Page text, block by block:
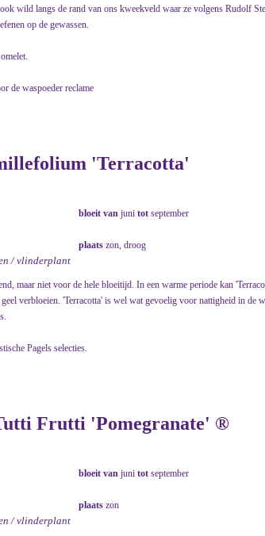
wild langs de rand van ons kweekveld waar ze volgens Rudolf
op de gewassen.
de waspoeder reclame
'Terracotta'
bloeit van juni tot september
plaats zon, droog
/ vlinderplant
maar niet voor de hele bloeitijd. In een warme periode kan
verbloeien. 'Terracotta' is wel wat gevoelig voor nattigheid in de
Pagels selecties.
Frutti 'Pomegranate' ®
bloeit van juni tot september
plaats zon
/ vlinderplant